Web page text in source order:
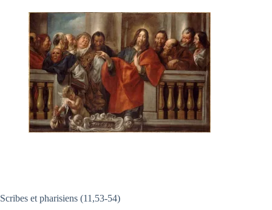
Scribes et pharisiens (11,53-54)